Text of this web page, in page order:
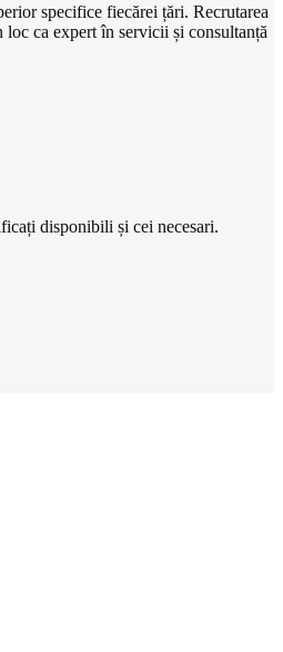
specifice fiecărei țări. Recrutarea
loc ca expert în servicii și consultanță
disponibili și cei necesari.